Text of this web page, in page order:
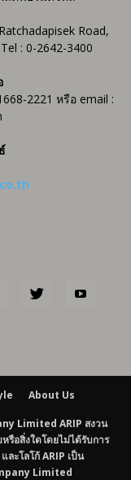
Road,
: 0-2642-3400
2221 หรือ email :
About Us
Limited ARIP สงวน
อสิ่งใดโดยไม่ได้รับการ
ะโลโก้ ARIP เป็น
Limited